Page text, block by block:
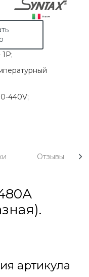
1P;
440V;
Отзывы
артикула